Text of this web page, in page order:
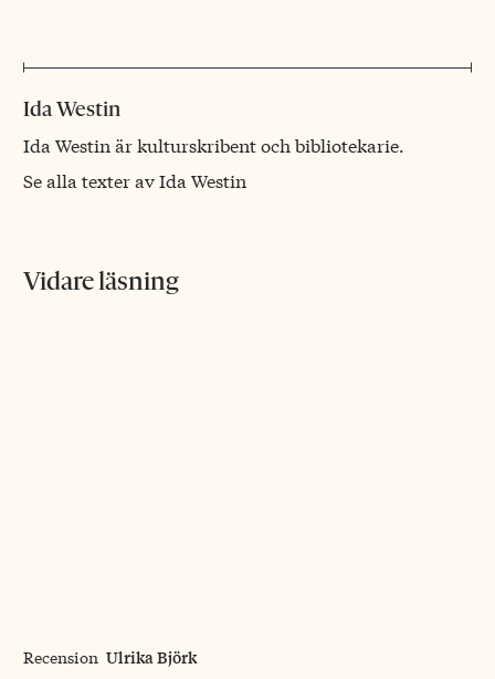
Ida Westin
Ida Westin är kulturskribent och bibliotekarie.
Se alla texter av Ida Westin
Vidare läsning
Recension Ulrika Björk